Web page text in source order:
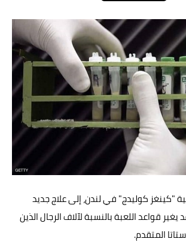
عالم المرأة
فن وثقافة
أخبار مصر
أخبار عربية
أخبار النجوم
أخبار العالم
"كينغز كوليدج" في لندن، إلى علاج جديد
يغير قواعد اللعبة بالنسبة لآلاف الرجال الذين
المتقدم.